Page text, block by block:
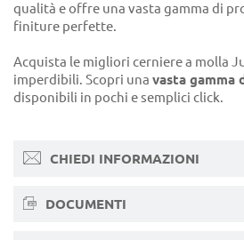
qualità e offre una vasta gamma di
finiture perfette.
Acquista le migliori cerniere a molla
imperdibili. Scopri una vasta
disponibili in pochi e semplici click.
CHIEDI INFORMAZIONI
DOCUMENTI